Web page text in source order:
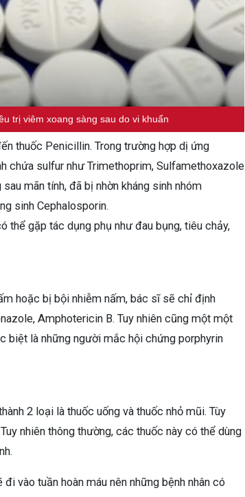
trị viêm xoang sàng sau do vi khuẩn
thuốc Penicillin. Trong trường hợp dị ứng
chứa sulfur như Trimethoprim, Sulfamethoxazole
mãn tính, đã bị nhờn kháng sinh nhóm
sinh Cephalosporin.
thể gặp tác dụng phụ như đau bụng, tiêu chảy,
hoặc bị bội nhiễm nấm, bác sĩ sẽ chỉ định
Amphotericin B. Tuy nhiên cũng một một
biệt là những người mắc hội chứng porphyrin
2 loại là thuốc uống và thuốc nhỏ mũi. Tùy
nhiên thông thường, các thuốc này có thể dùng
vào tuần hoàn máu nên những bệnh nhân có